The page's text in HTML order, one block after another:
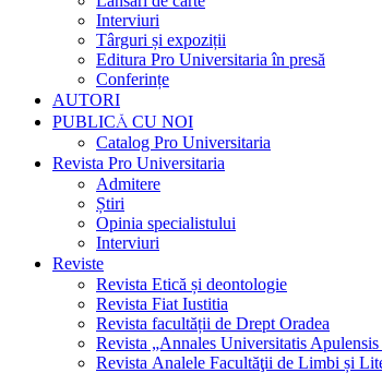
Interviuri
Târguri și expoziții
Editura Pro Universitaria în presă
Conferințe
AUTORI
PUBLICĂ CU NOI
Catalog Pro Universitaria
Revista Pro Universitaria
Admitere
Știri
Opinia specialistului
Interviuri
Reviste
Revista Etică și deontologie
Revista Fiat Iustitia
Revista facultății de Drept Oradea
Revista „Annales Universitatis
Revista Analele Facultăţii de Limbi și